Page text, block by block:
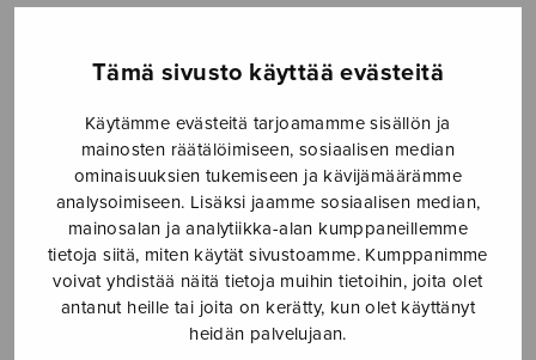
Tämä sivusto käyttää evästeitä
Käytämme evästeitä tarjoamamme sisällön ja
mainosten räätälöimiseen, sosiaalisen median
ominaisuuksien tukemiseen ja kävijämäärämme
analysoimiseen. Lisäksi jaamme sosiaalisen median,
mainosalan ja analytiikka-alan kumppaneillemme
tietoja siitä, miten käytät sivustoamme. Kumppanimme
voivat yhdistää näitä tietoja muihin tietoihin, joita olet
antanut heille tai joita on kerätty, kun olet käyttänyt
heidän palvelujaan.
NÄYTÄ KARTALLA
› Nuottikauppa Mieskuoro Harju